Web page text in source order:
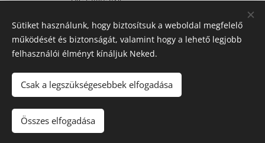
megfelelő
méret
kiválasztásá
ban.
💡Ha biztosan tudod, milyen konténerre van
szükséged, a rendelést elindíthatod közvetlenül az online
űrlapunkon vagy e-mailben is, és az adataid alapján
Sütiket használunk, hogy biztosítsuk a weboldal megfelelő
működését és biztonságát, valamint hogy a lehető legjobb
felhasználói élményt kínáljuk Neked.
Csak a legszükségesebbek elfogadása
Összes elfogadása